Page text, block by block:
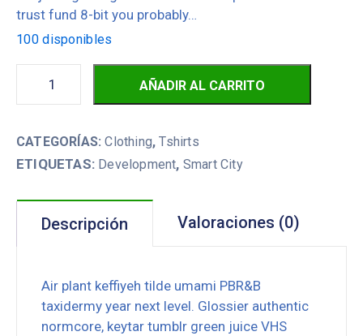
trust fund 8-bit you probably…
100 disponibles
AÑADIR AL CARRITO
CATEGORÍAS:Clothing,Tshirts
ETIQUETAS: Development, Smart City
Descripción Valoraciones (0)
Air plant keffiyeh tilde umami PBR&B
taxidermy year next level. Glossier authentic
normcore, keytar tumblr green juice VHS